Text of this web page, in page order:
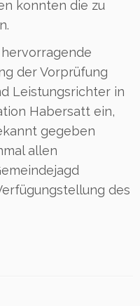
konnten die zu
der Vorprüfung
Leistungsrichter in
Habersatt ein,
gegeben
allen
des